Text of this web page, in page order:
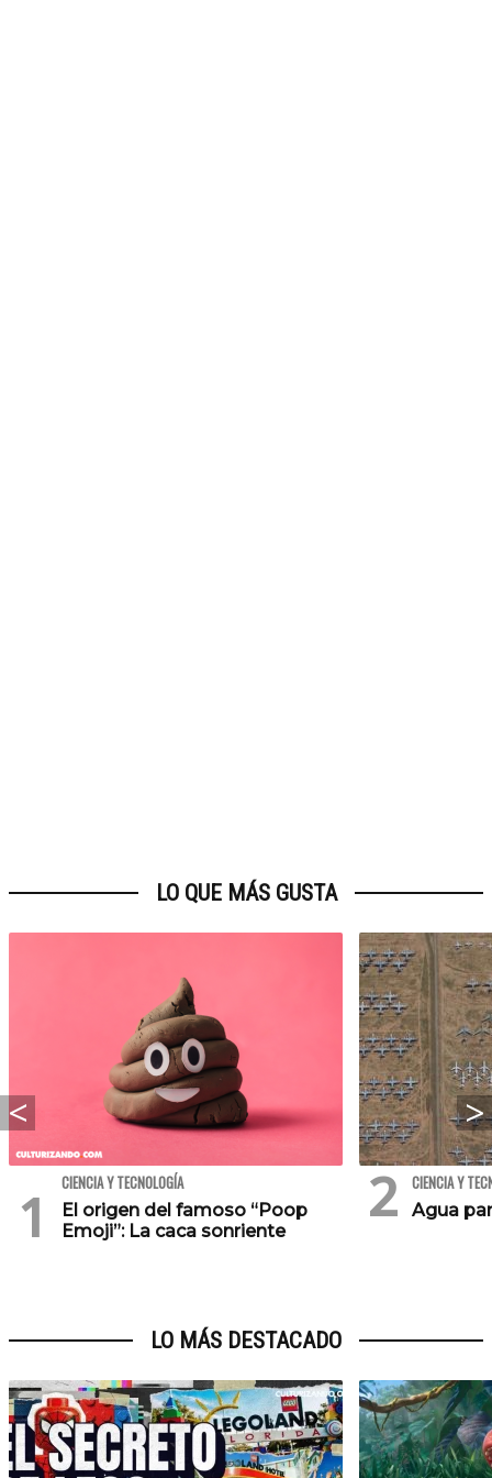
LO QUE MÁS GUSTA
CIENCIA Y TECNOLOGÍA
El origen del famoso “Poop
Emoji”: La caca sonriente
CIENCIA Y
Agua
LO MÁS DESTACADO